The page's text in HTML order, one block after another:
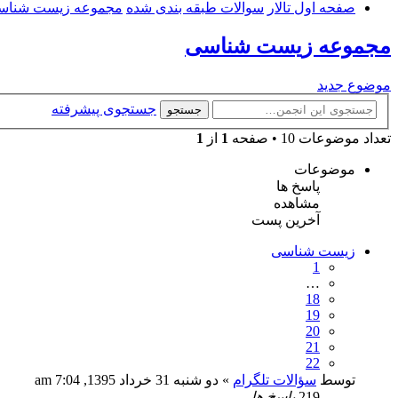
صفحه اول تالار سوالات طبقه بندی شده مجموعه زیست
مجموعه زیست شناسی
موضوع جدید
جستجو
جستجوی پیشرفته
تعداد موضوعات 10 • صفحه
1 از 1
موضوعات
پاسخ ها
مشاهده
آخرین پست
زیست شناسی
1
…
18
19
20
21
22
توسط سؤالات تلگرام » دو شنبه 31 خرداد 1395, 7:04 am